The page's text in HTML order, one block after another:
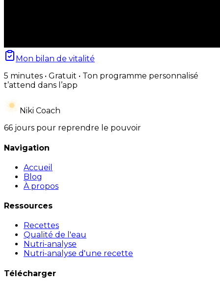
Mon bilan de vitalité
5 minutes • Gratuit • Ton programme personnalisé
t’attend dans l’app
Niki Coach
66 jours pour reprendre le pouvoir
Navigation
Accueil
Blog
À propos
Ressources
Recettes
Qualité de l'eau
Nutri-analyse
Nutri-analyse d'une recette
Télécharger